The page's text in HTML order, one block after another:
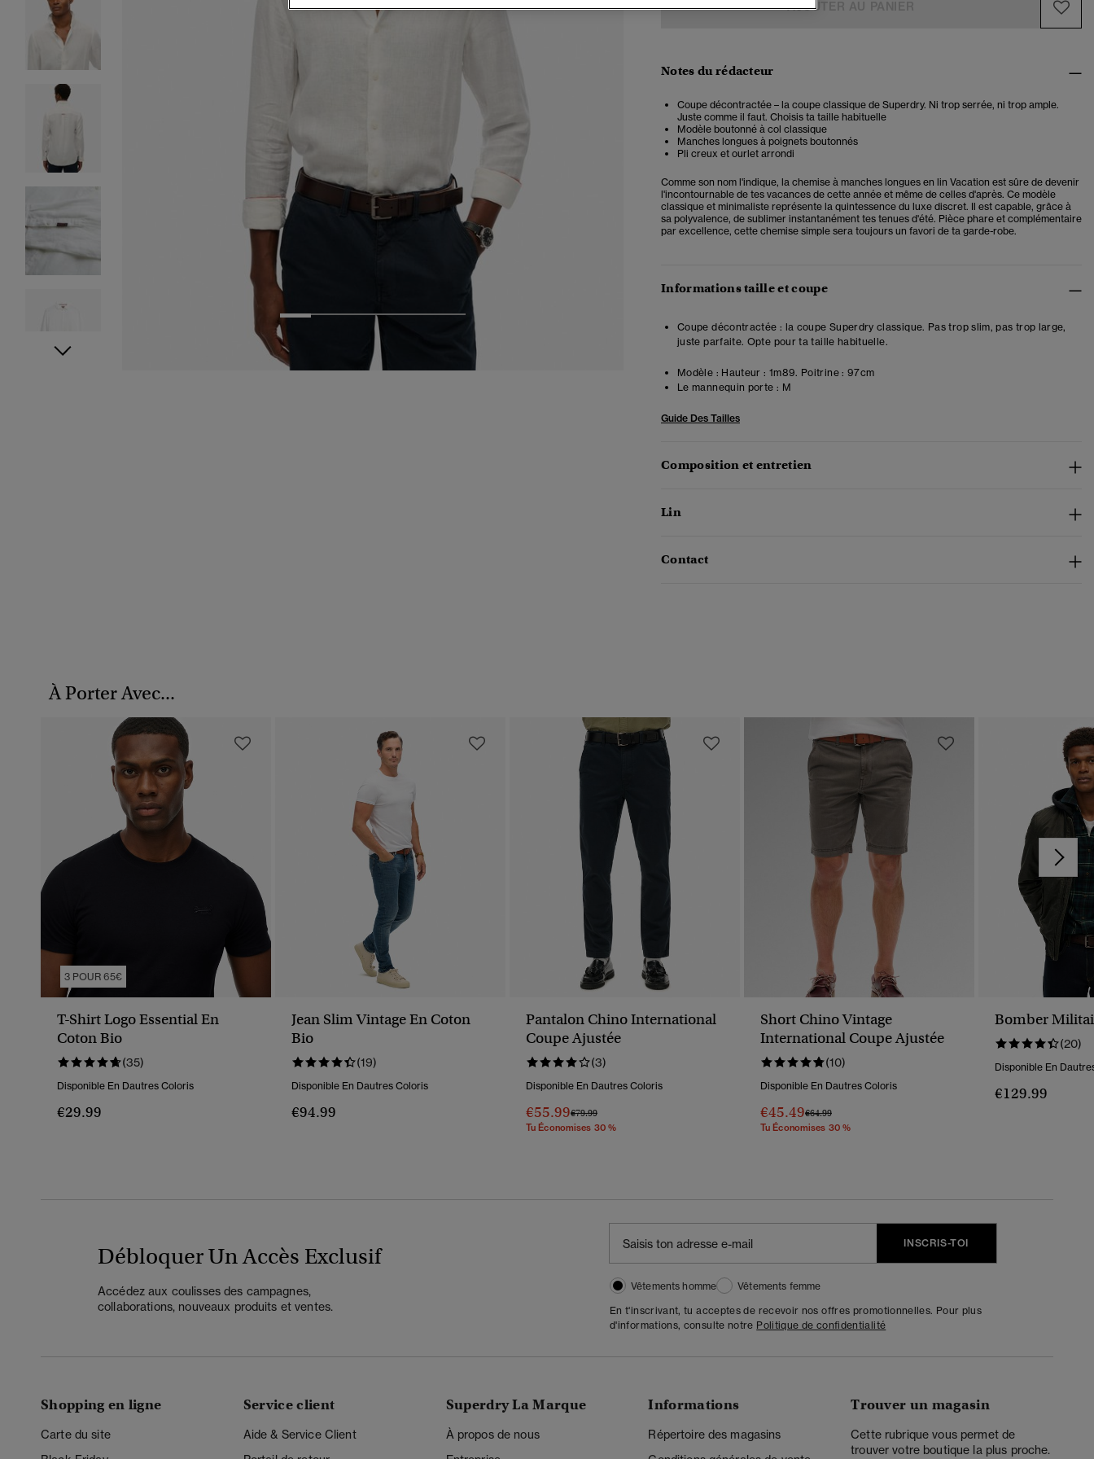
AJOUTER AU PANIER
Notes du rédacteur
Coupe décontractée – la coupe classique de Superdry. Ni trop serrée, ni trop ample.
Juste comme il faut. Choisis ta taille habituelle
Modèle boutonné à col classique
Manches longues à poignets boutonnés
Pli creux et ourlet arrondi
Comme son nom l'indique, la chemise à manches longues en lin Vacation est sûre de devenir
l'incontournable de tes vacances de cette année et même de celles d'après. Ce modèle
classique et minimaliste représente la quintessence du luxe discret. Il est capable, grâce à
sa polyvalence, de sublimer instantanément tes tenues d'été. Pièce phare et complémentaire
par excellence, cette chemise simple sera toujours un favori de ta garde-robe.
Informations taille et coupe
Coupe décontractée : la coupe Superdry classique. Pas trop slim, pas trop large,
juste parfaite. Opte pour ta taille habituelle.
Modèle : Hauteur : 1m89. Poitrine : 97cm
Le mannequin porte : M
Guide Des Tailles
Composition et entretien
Lin
Contact
À Porter Avec...
3 POUR 65€
T-Shirt Logo Essential En
Coton Bio
(35)
Disponible En Dautres Coloris
€29.99
Jean Slim Vintage En Coton
Bio
(19)
Disponible En Dautres Coloris
€94.99
Pantalon Chino International
Coupe Ajustée
(3)
Disponible En Dautres Coloris
€55.99Prix Réduit De
€79.99À
Tu Économises 30 %
Short Chino Vintage
International Coupe Ajustée
(10)
Disponible En Dautres Coloris
€45.49Prix Réduit De
€64.99À
Tu Économises 30 %
Bomber
(20)
Disponible En
€129.99
Débloquer Un Accès Exclusif
Accédez aux coulisses des campagnes,
collaborations, nouveaux produits et ventes.
INSCRIS-TOI
Vêtements homme
Vêtements femme
En t'inscrivant, tu acceptes de recevoir nos offres promotionnelles. Pour plus
d'informations, consulte notre Politique de confidentialité
Shopping en ligne
Carte du site
Service client
Aide & Service Client
Superdry La Marque
À propos de nous
Informations
Répertoire des magasins
Trouver un magasin
Cette rubrique vous permet de
trouver votre boutique la plus proche.